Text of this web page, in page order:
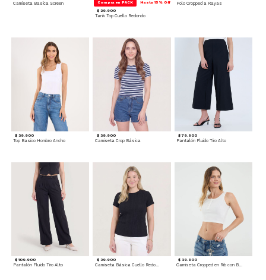
Camiseta Basica Screen Compra en PACK Hasta 15% Off
$ 29.900
Tank Top Cuello Redondo
Polo Cropped a Rayas
$ 39.900
Top Basico Hombro Ancho
$ 39.900
Camiseta Crop Básica
$ 79.900
Pantalón Fluido Tiro Alto
$ 109.900
Pantalón Fluido Tiro Alto
$ 39.900
Camiseta Básica Cuello Redondo
$ 39.900
Camiseta Cropped en Rib con Botones